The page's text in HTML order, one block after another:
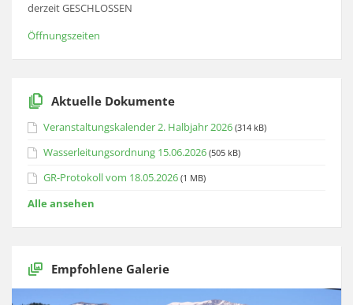
derzeit GESCHLOSSEN
Öffnungszeiten
Aktuelle Dokumente
Veranstaltungskalender 2. Halbjahr 2026 (314 kB)
Wasserleitungsordnung 15.06.2026 (505 kB)
GR-Protokoll vom 18.05.2026 (1 MB)
Alle ansehen
Empfohlene Galerie